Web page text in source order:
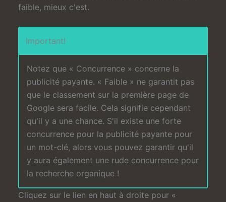
faible, mieux c'est.
Important!
Notez que « Concurrence » concerne la
publicité payante. « Faible » ne garantit pas
que le classement sur la première page de
Google sera facile. Cela signifie cependant
qu'il y a une chance. S'il existe une forte
concurrence pour la publicité payante pour
un mot-clé, alors vous pouvez garantir qu'il
y aura également une rude concurrence pour
la recherche organique !
Cliquez sur le lien en haut à droite pour «